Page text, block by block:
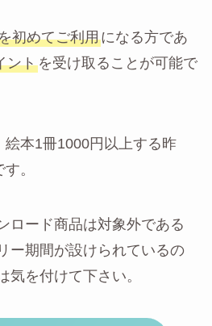
初めてご利用になる方であ
ントを受け取ることが可能で
絵本1冊1000円以上する昨
。
ロード商品は対象外である
ー期間が設けられているの
気を付けて下さい。